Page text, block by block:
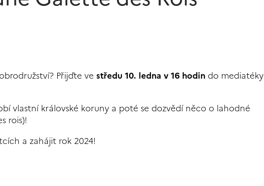
Přijďte ve středu 10. ledna v 16 hodin do mediatéky
vlastní královské koruny a poté se dozvědí něco o lahodné
rois)!
a zahájit rok 2024!